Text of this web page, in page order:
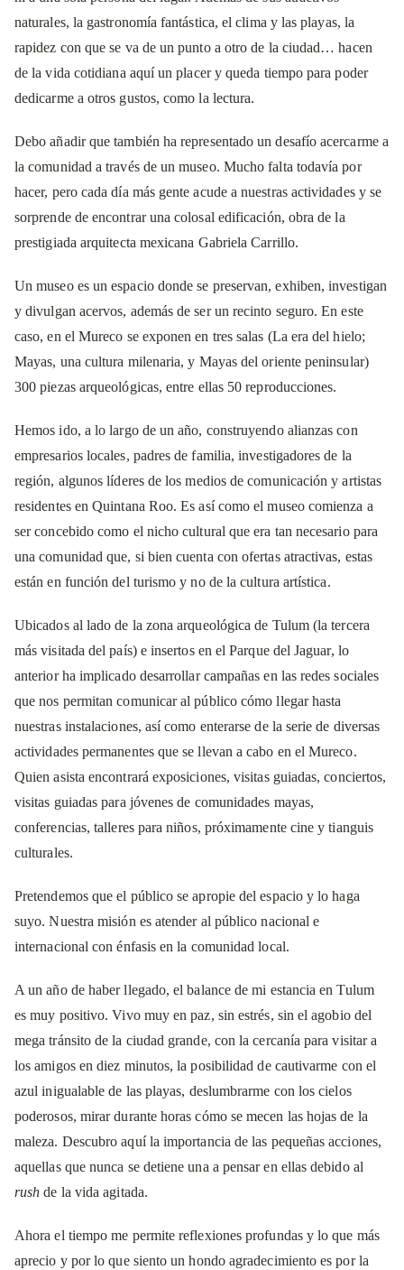
naturales, la gastronomía fantástica, el clima y las playas, la
rapidez con que se va de un punto a otro de la ciudad… hacen
de la vida cotidiana aquí un placer y queda tiempo para poder
dedicarme a otros gustos, como la lectura.
Debo añadir que también ha representado un desafío acercarme a
la comunidad a través de un museo. Mucho falta todavía por
hacer, pero cada día más gente acude a nuestras actividades y se
sorprende de encontrar una colosal edificación, obra de la
prestigiada arquitecta mexicana Gabriela Carrillo.
Un museo es un espacio donde se preservan, exhiben, investigan
y divulgan acervos, además de ser un recinto seguro. En este
caso, en el Mureco se exponen en tres salas (La era del hielo;
Mayas, una cultura milenaria, y Mayas del oriente peninsular)
300 piezas arqueológicas, entre ellas 50 reproducciones.
Hemos ido, a lo largo de un año, construyendo alianzas con
empresarios locales, padres de familia, investigadores de la
región, algunos líderes de los medios de comunicación y artistas
residentes en Quintana Roo. Es así como el museo comienza a
ser concebido como el nicho cultural que era tan necesario para
una comunidad que, si bien cuenta con ofertas atractivas, estas
están en función del turismo y no de la cultura artística.
Ubicados al lado de la zona arqueológica de Tulum (la tercera
más visitada del país) e insertos en el Parque del Jaguar, lo
anterior ha implicado desarrollar campañas en las redes sociales
que nos permitan comunicar al público cómo llegar hasta
nuestras instalaciones, así como enterarse de la serie de diversas
actividades permanentes que se llevan a cabo en el Mureco.
Quien asista encontrará exposiciones, visitas guiadas, conciertos,
visitas guiadas para jóvenes de comunidades mayas,
conferencias, talleres para niños, próximamente cine y tianguis
culturales.
Pretendemos que el público se apropie del espacio y lo haga
suyo. Nuestra misión es atender al público nacional e
internacional con énfasis en la comunidad local.
A un año de haber llegado, el balance de mi estancia en Tulum
es muy positivo. Vivo muy en paz, sin estrés, sin el agobio del
mega tránsito de la ciudad grande, con la cercanía para visitar a
los amigos en diez minutos, la posibilidad de cautivarme con el
azul inigualable de las playas, deslumbrarme con los cielos
poderosos, mirar durante horas cómo se mecen las hojas de la
maleza. Descubro aquí la importancia de las pequeñas acciones,
aquellas que nunca se detiene una a pensar en ellas debido al
rush de la vida agitada.
Ahora el tiempo me permite reflexiones profundas y lo que más
aprecio y por lo que siento un hondo agradecimiento es por la